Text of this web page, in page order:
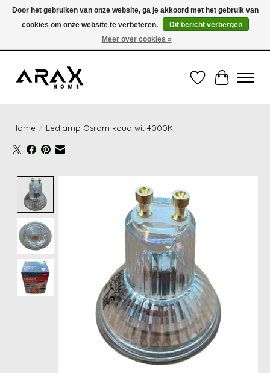
VERZENDING TUSSEN 1 en 3 WERKDAGEN - GRATIS VERZENDING VANAF 35,00€
(onder de 35,00€ = 3,95€ verzendkosten) OF OPHALEN IN DE WINKEL OOK
Verlanglijst
Home / Ledlamp Osram koud wit 4000K
Door het gebruiken van onze website, ga je akkoord met het gebruik van
cookies om onze website te verbeteren.
Dit bericht verbergen
Meer over cookies »